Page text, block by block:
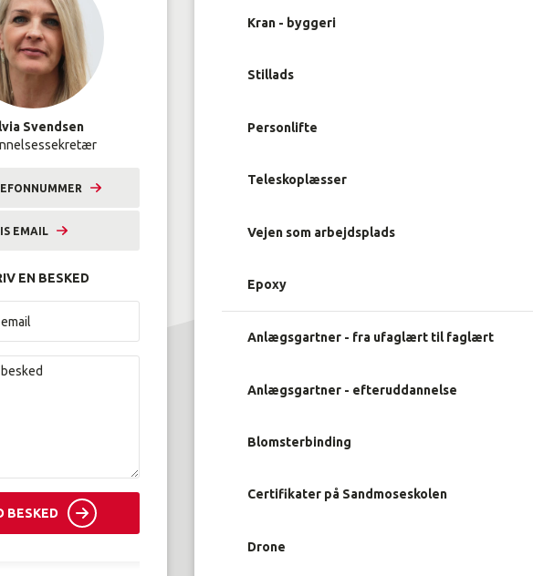
Svendsen
9633 2255
EMAIL
EN BESKED
BESKED
Kran - byggeri
Stillads
Personlifte
Teleskoplæsser
Vejen som arbejdsplads
Epoxy
Anlægsgartner - fra ufaglært til faglært
Anlægsgartner - efteruddannelse
Blomsterbinding
Certifikater på Sandmoseskolen
Drone